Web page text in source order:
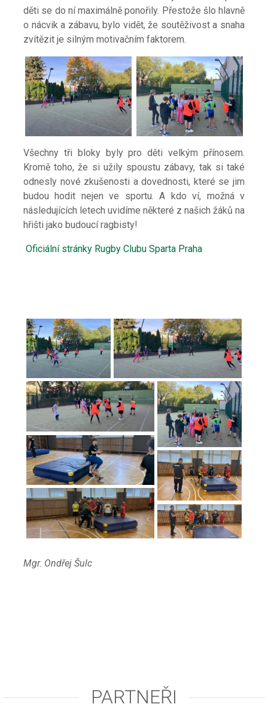
děti se do ní maximálně ponořily. Přestože šlo hlavně
o nácvik a zábavu, bylo vidět, že soutěživost a snaha
zvítězit je silným motivačním faktorem.
Všechny tři bloky byly pro děti velkým přínosem.
Kromě toho, že si užily spoustu zábavy, tak si také
odnesly nové zkušenosti a dovednosti, které se jim
budou hodit nejen ve sportu. A
kdo ví, možná v
následujících letech uvidíme některé z našich žáků na
hřišti jako budoucí ragbisty!
Oficiální stránky Rugby Clubu Sparta Praha
Mgr. Ondřej Šulc
PARTNEŘI